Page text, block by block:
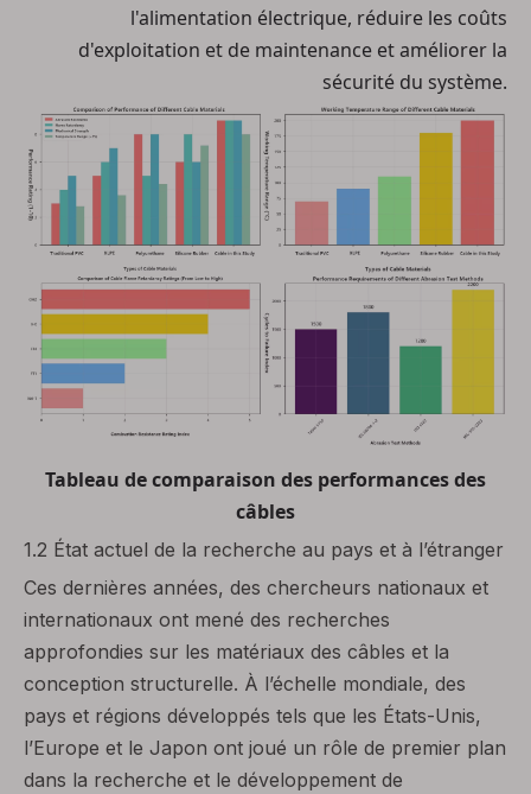
l'alimentation électrique, réduire les coûts
d'exploitation et de maintenance et améliorer la
sécurité du système.
Tableau de comparaison des performances des
câbles
1.2 État actuel de la recherche au pays et à l’étranger
Ces dernières années, des chercheurs nationaux et
internationaux ont mené des recherches
approfondies sur les matériaux des câbles et la
conception structurelle. À l’échelle mondiale, des
pays et régions développés tels que les États-Unis,
l’Europe et le Japon ont joué un rôle de premier plan
dans la recherche et le développement de